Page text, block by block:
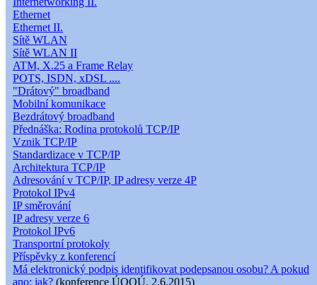
Ethernet
Ethernet II.
Sítě WLAN
Sítě WLAN II
ATM, X.25 a Frame Relay
POTS, ISDN, xDSL ....
"Drátový" broadband
Mobilní komunikace
Bezdrátový broadband
Přednáška: Rodina protokolů TCP/IP
Vznik TCP/IP
Standardizace v TCP/IP
Architektura TCP/IP
Adresování v TCP/IP, IP adresy verze 4P
Protokol IPv4
IP směrování
IP adresy verze 6
Protokol IPv6
Transportní protokoly
Příspěvky z konferencí
Má elektronický podpis identifikovat podepsanou osobu? A pokud
ano: jak? (konference ÚOOÚ, 2.6.2015)